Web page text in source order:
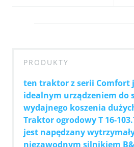
PRODUKTY
ten traktor z serii Comfort
idealnym urządzeniem do
wydajnego koszenia
Traktor ogrodowy T 16-
jest napędzany
niezawodnym silnikiem